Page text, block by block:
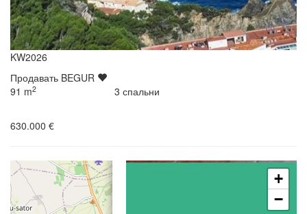
KW2026
Продавать BEGUR
91 m2 3 спальни
630.000 €
+
−